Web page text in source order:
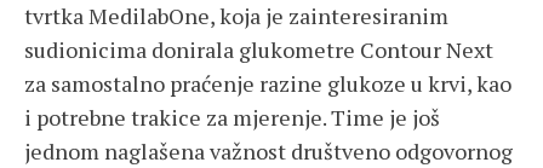
tvrtka MedilabOne, koja je zainteresiranim
sudionicima donirala glukometre Contour Next
za samostalno praćenje razine glukoze u krvi, kao
i potrebne trakice za mjerenje. Time je još
jednom naglašena važnost društveno odgovornog